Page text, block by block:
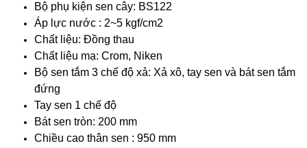
Bộ phụ kiện sen cây: BS122
Áp lực nước : 2~5 kgf/cm2
Chất liệu: Đồng thau
Chất liệu mạ: Crom, Niken
Bộ sen tắm 3 chế độ xả: Xả xô, tay sen và bát sen tắm
đứng
Tay sen 1 chế độ
Bát sen tròn: 200 mm
Chiều cao thân sen : 950 mm